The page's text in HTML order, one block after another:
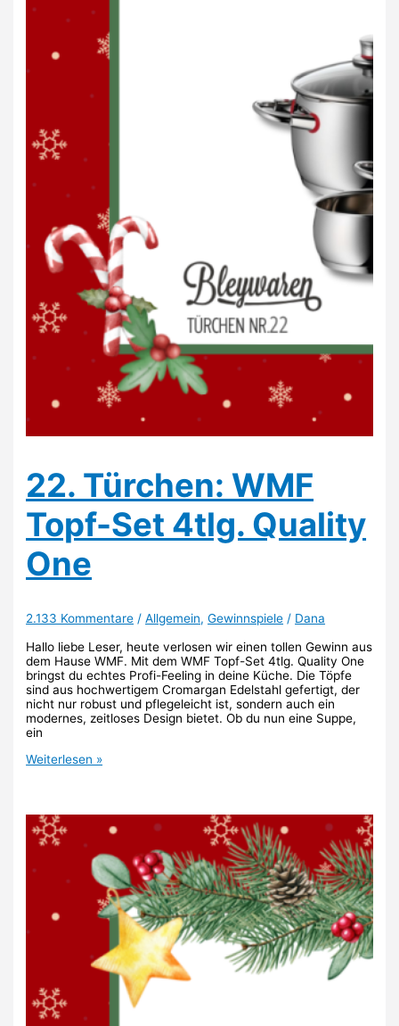
22. Türchen: WMF
Topf-Set 4tlg. Quality
One
2.133 Kommentare /Allgemein,Gewinnspiele / Dana
Hallo liebe Leser, heute verlosen wir einen tollen Gewinn aus
dem Hause WMF. Mit dem WMF Topf-Set 4tlg. Quality One
bringst du echtes Profi-Feeling in deine Küche. Die Töpfe
sind aus hochwertigem Cromargan Edelstahl gefertigt, der
nicht nur robust und pflegeleicht ist, sondern auch ein
modernes, zeitloses Design bietet. Ob du nun eine Suppe,
ein
22.
Set
4tlg.
Quality
Weiterlesen »